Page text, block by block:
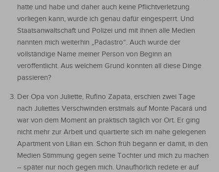
hatte und habe und daher auch keine Pflichtverletzung
vorliegen kann, wurde ich genau dafür eingesperrt. Und
Staatsanwaltschaft und Polizei und mit ihnen alle Medien
nannten mich weiterhin „Padastro“. Auch wurde der
vollständige Name meiner Person von Beginn an
veröffentlicht. Aus welchem Grund konnten all diese Dinge
passieren?
Der Opa von Juliette, Rufino Zapata, erschien zwei Tage
nach Juliettes Verschwinden erstmals auf Monte Pacará und
war von dem Moment an praktisch täglich vor Ort. Er ging
nicht mehr zur Arbeit und quartierte sich im nahe gelegenen
Apartment von Lilian ein. Schon früh begann er damit, in den
Medien Stimmung gegen seine Tochter und mich zu machen
– später nur noch gegen mich. Unaufhörlich redete er auf